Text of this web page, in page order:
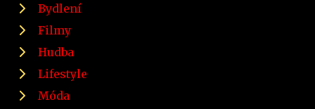
Bydlení
Filmy
Hudba
Lifestyle
Móda